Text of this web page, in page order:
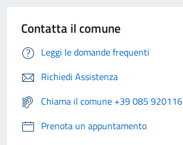
Contatta il comune
Leggi le domande frequenti
Richiedi Assistenza
Chiama il comune +39 085 920116
Prenota un appuntamento